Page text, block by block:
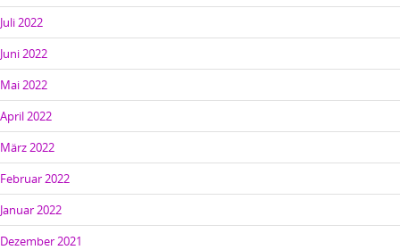
Juli 2022
Juni 2022
Mai 2022
April 2022
März 2022
Februar 2022
Januar 2022
Dezember 2021